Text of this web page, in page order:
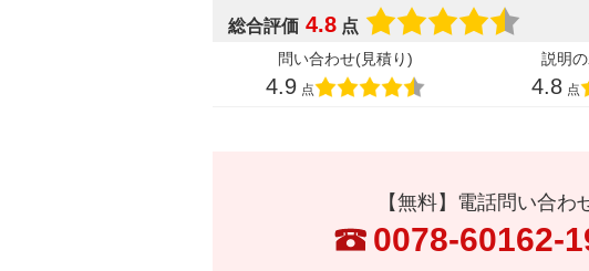
総合評価 4.8 点
問い合わせ(見積り)
4.9 点
説明
4.8 点
【無料】電話問い合わ
0078-60162-